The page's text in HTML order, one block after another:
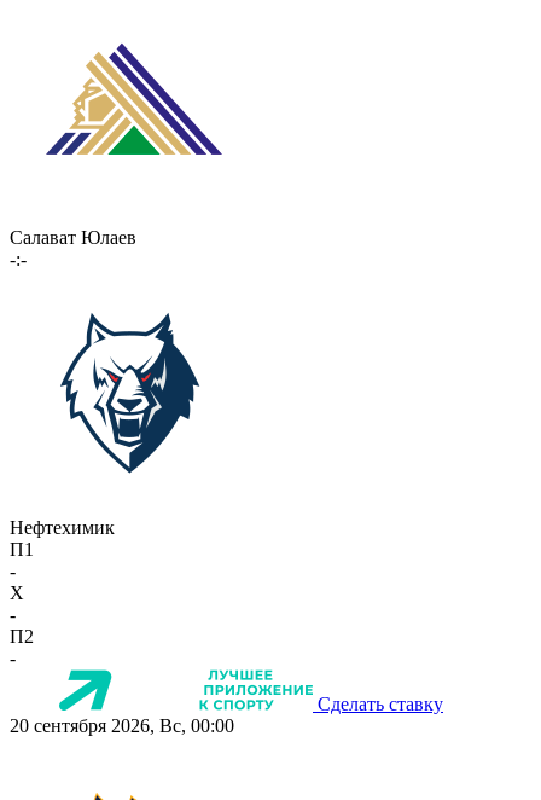
Салават Юлаев
-:-
Нефтехимик
П1
-
X
-
П2
-
Сделать ставку
20 сентября 2026, Вс, 00:00